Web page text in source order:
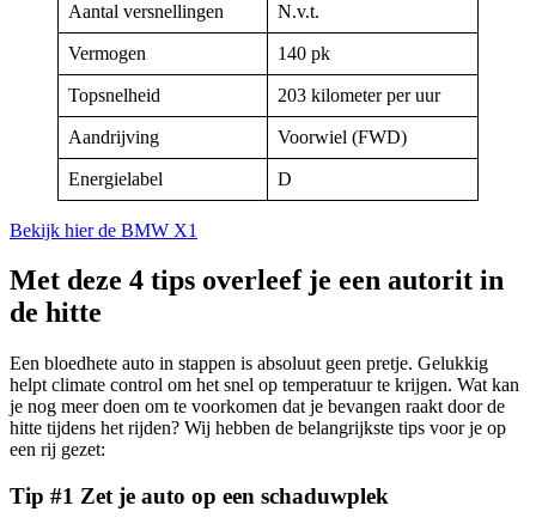
Aantal versnellingen N.v.t.
Vermogen 140 pk
Topsnelheid 203 kilometer per uur
Aandrijving Voorwiel (FWD)
Energielabel D
Bekijk hier de BMW X1
Met deze 4 tips overleef je een autorit in
de hitte
Een bloedhete auto in stappen is absoluut geen pretje. Gelukkig
helpt climate control om het snel op temperatuur te krijgen. Wat kan
je nog meer doen om te voorkomen dat je bevangen raakt door de
hitte tijdens het rijden? Wij hebben de belangrijkste tips voor je op
een rij gezet:
Tip #1 Zet je auto op een schaduwplek